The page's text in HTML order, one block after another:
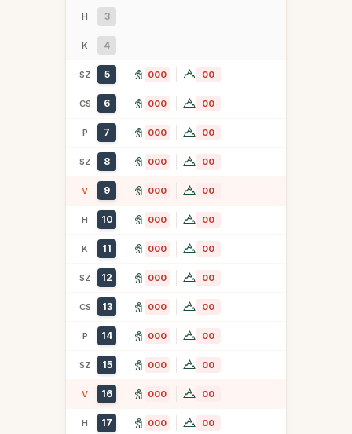
H 3
K 4
SZ 5 000 00
CS 6 000 00
P 7 000 00
SZ 8 000 00
V 9 000 00
H 10 000 00
K 11 000 00
SZ 12 000 00
CS 13 000 00
P 14 000 00
SZ 15 000 00
V 16 000 00
H 17 000 00